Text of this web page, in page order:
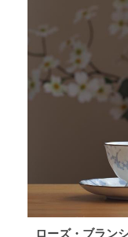
ローズ・ブラン